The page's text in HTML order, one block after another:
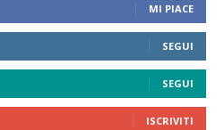
MI PIACE
SEGUI
SEGUI
ISCRIVITI